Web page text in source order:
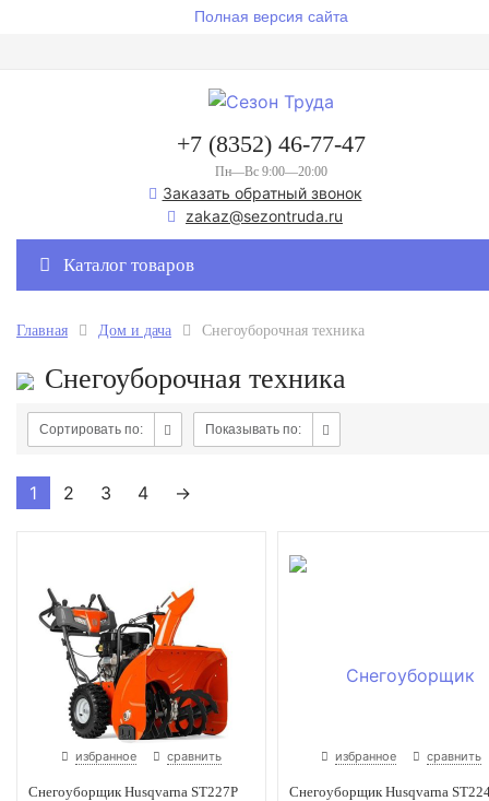
Полная версия сайта
+7 (8352) 46-77-47
Пн—Вс 9:00—20:00
Заказать обратный звонок
zakaz@sezontruda.ru
Каталог товаров
Главная Дом и дача Снегоуборочная техника
Снегоуборочная техника
Сортировать по: Показывать по:
1 2 3 4 →
избранное сравнить
Снегоуборщик Husqvarna ST227P
избранное сравнить
Снегоуборщик Husqvarna